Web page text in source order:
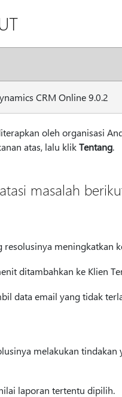
CRM Online 9.0.2
oleh organisasi
atas, lalu klikTentang.
masalah
meningkatkan
ditambahkan ke Klien
data email yang tidak
melakukan
laporan tertentu dipilih.